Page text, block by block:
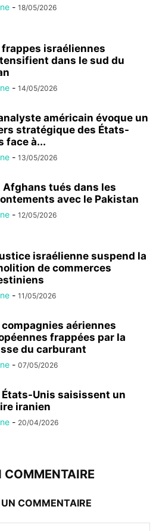
- 18/05/2026
frappes israéliennes
dans le sud du
- 14/05/2026
américain évoque un
stratégique des États-
face à...
- 13/05/2026
Afghans tués dans les
avec le Pakistan
- 12/05/2026
israélienne suspend la
de commerces
- 11/05/2026
compagnies aériennes
frappées par la
du carburant
- 07/05/2026
États-Unis saisissent un
iranien
- 20/04/2026
COMMENTAIRE
UN COMMENTAIRE